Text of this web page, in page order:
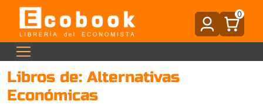
0
Libros de: Alternativas
Económicas